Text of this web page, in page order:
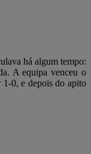
há algum tempo:
A equipa venceu o
1-0, e depois do apito